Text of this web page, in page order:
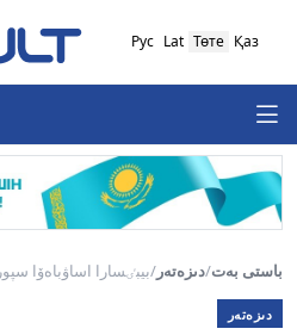
Қаз
Төте
Lat
Рус
باستى بەت/دىزەتەر /بيبٸسارا اساۋباەۆا
دىزەتەر